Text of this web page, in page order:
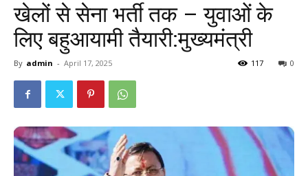
खेलों से सेना भर्ती तक – युवाओं के
लिए बहुआयामी तैयारी:मुख्यमंत्री
By admin - April 17, 2025 0
117